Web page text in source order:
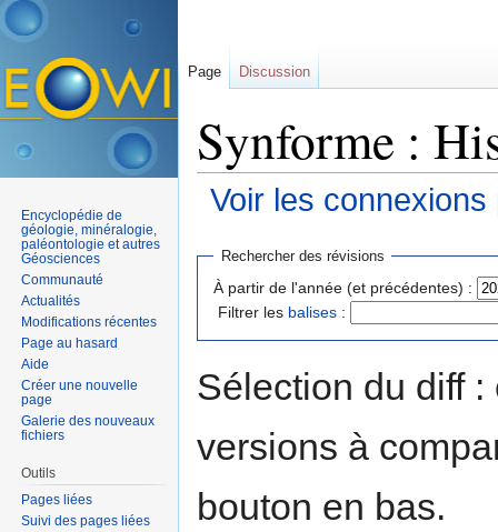
Synforme :
Voir les
Rechercher des révisions
À partir de l'année (et précédentes) :
Filtrer les balises :
Sélection du diff
versions à
bouton en bas.
Page Discussion
Encyclopédie de
géologie, minéralogie,
paléontologie et autres
Géosciences
Communauté
Actualités
Modifications récentes
Page au hasard
Aide
Créer une nouvelle
page
Galerie des nouveaux
fichiers
Outils
Pages liées
Suivi des pages liées